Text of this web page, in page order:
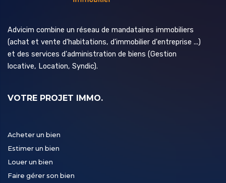
Advicim combine un réseau de mandataires immobiliers
(achat et vente d'habitations, d'immobilier d'entreprise ...)
et des services d'administration de biens (Gestion
locative, Location, Syndic).
VOTRE PROJET IMMO.
Acheter un bien
Estimer un bien
Louer un bien
Faire gérer son bien